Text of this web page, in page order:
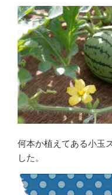
何本か植えてある小玉
した。